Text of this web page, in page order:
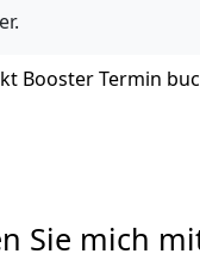
.
Booster Termin
Sie mich